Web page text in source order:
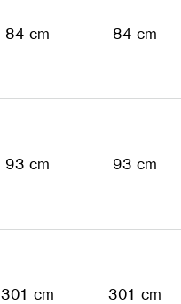
84 cm 84 cm
93 cm 93 cm
301 cm 301 cm